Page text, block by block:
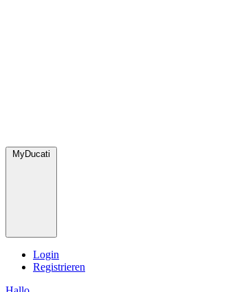
MyDucati
Login
Registrieren